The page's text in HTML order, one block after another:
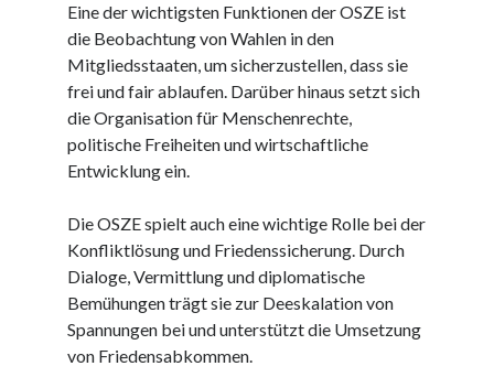
August 2024
Juli 2024
Juni 2024
Mai 2024
April 2024
März 2024
Februar 2024
Dezember 2023
November 2023
Kategorien
barrierefreie website
Eine der wichtigsten Funktionen der OSZE ist
die Beobachtung von Wahlen in den
Mitgliedsstaaten, um sicherzustellen, dass sie
frei und fair ablaufen. Darüber hinaus setzt sich
die Organisation für Menschenrechte,
politische Freiheiten und wirtschaftliche
Entwicklung ein.
Die OSZE spielt auch eine wichtige Rolle bei der
Konfliktlösung und Friedenssicherung. Durch
Dialoge, Vermittlung und diplomatische
Bemühungen trägt sie zur Deeskalation von
Spannungen bei und unterstützt die Umsetzung
von Friedensabkommen.